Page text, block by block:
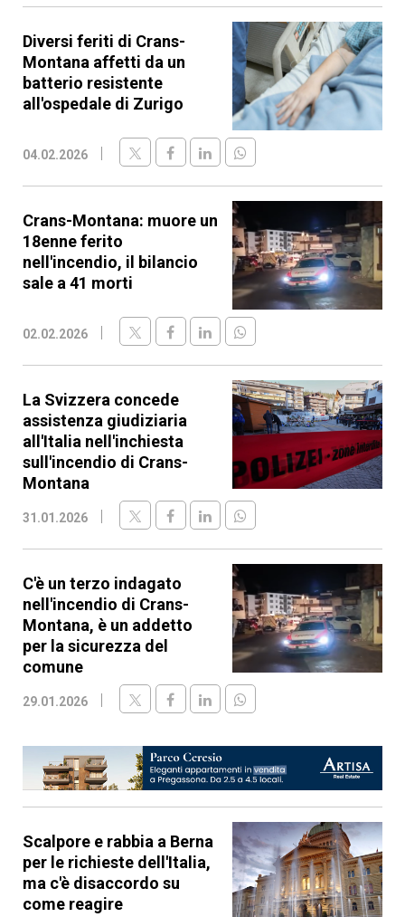
Diversi feriti di Crans-
Montana affetti da un
batterio resistente
all'ospedale di Zurigo
04.02.2026
Crans-Montana: muore un
18enne ferito
nell'incendio, il bilancio
sale a 41 morti
02.02.2026
La Svizzera concede
assistenza giudiziaria
all'Italia nell'inchiesta
sull'incendio di Crans-
Montana
31.01.2026
C'è un terzo indagato
nell'incendio di Crans-
Montana, è un addetto
per la sicurezza del
comune
29.01.2026
Scalpore e rabbia a Berna
per le richieste dell'Italia,
ma c'è disaccordo su
come reagire